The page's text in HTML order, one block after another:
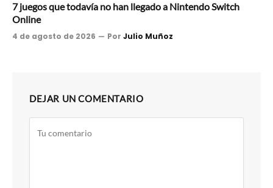
7 juegos que todavía no han llegado a Nintendo Switch
Online
4 de agosto de 2026 Por Julio Muñoz
DEJAR UN COMENTARIO